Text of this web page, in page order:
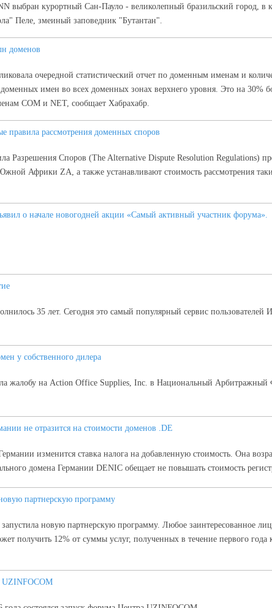
выбран курортный Сан-Пауло - великолепный бразильский город,
Пеле, змеиный заповедник "Бутантан".
доменов
очередной статистический отчет по доменным именам и
имен во всех доменных зонах верхнего уровня. Это на 30%
COM и NET, сообщает Хабрахабр.
рассмотрения доменных споров
Разрешения Споров (The Alternative Dispute Resolution Regulations)
Африки ZA, а также устанавливают стоимость рассмотрения
о начале новогодней акции «Самый активный участник форума».
35 лет. Сегодня это самый популярный сервис пользователей
у собственного дилера
жалобу на Action Office Supplies, Inc. в Национальный
не отразится на стоимости доменов .DE
изменится ставка налога на добавленную стоимость. Она
домена Германии DENIC обещает не повышать стоимость
партнерскую программу
новую партнерскую программу. Любое заинтересованное
получить 12% от суммы услуг, полученных в течение первого